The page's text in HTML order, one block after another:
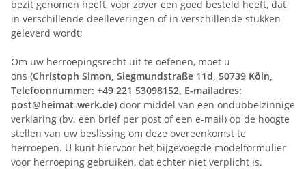
bezit genomen heeft, voor zover een goed besteld heeft, dat
in verschillende deelleveringen of in verschillende stukken
geleverd wordt;
Om uw herroepingsrecht uit te oefenen, moet u
ons (Christoph Simon, Siegmundstraße 11d, 50739 Köln,
Telefoonnummer: +49 221 53098152, E-mailadres:
post@heimat-werk.de) door middel van een ondubbelzinnige
verklaring (bv. een brief per post of een e-mail) op de hoogte
stellen van uw beslissing om deze overeenkomst te
herroepen. U kunt hiervoor het bijgevoegde modelformulier
voor herroeping gebruiken, dat echter niet verplicht is.